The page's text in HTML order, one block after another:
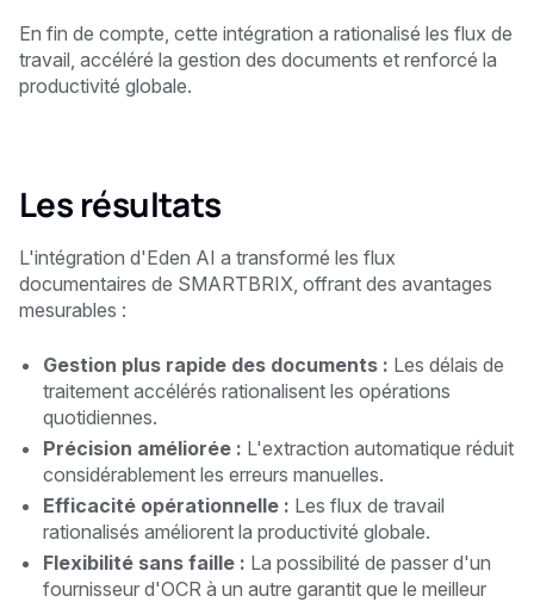
En fin de compte, cette intégration a rationalisé les flux de
travail, accéléré la gestion des documents et renforcé la
productivité globale.
Les résultats
L'intégration d'Eden AI a transformé les flux
documentaires de SMARTBRIX, offrant des avantages
mesurables :
Gestion plus rapide des documents : Les délais de
traitement accélérés rationalisent les opérations
quotidiennes.
Précision améliorée : L'extraction automatique réduit
considérablement les erreurs manuelles.
Efficacité opérationnelle : Les flux de travail
rationalisés améliorent la productivité globale.
Flexibilité sans faille : La possibilité de passer d'un
fournisseur d'OCR à un autre garantit que le meilleur